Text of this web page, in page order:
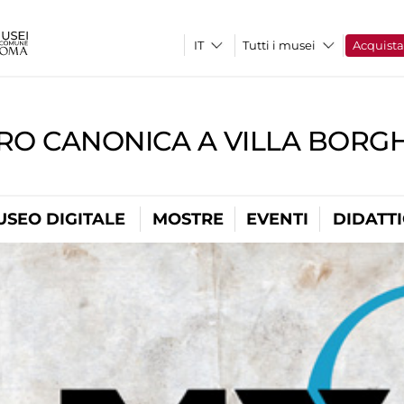
Tutti i musei Acquista
CANONICA A VILLA
DIGITALE MOSTRE EVENTI